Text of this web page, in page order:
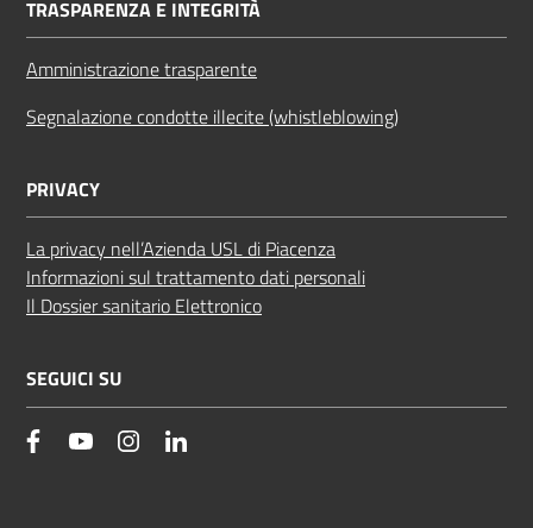
TRASPARENZA E INTEGRITÀ
Amministrazione trasparente
Segnalazione condotte illecite (whistleblowing)
PRIVACY
La privacy nell’Azienda USL di Piacenza
Informazioni sul trattamento dati personali
Il Dossier sanitario Elettronico
SEGUICI SU
facebookYouTube Instagram